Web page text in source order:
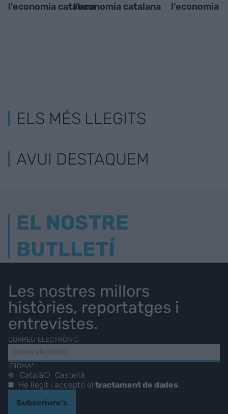
l'economia catalanal'economia catalana
l'economia
ELS MÉS LLEGITS
AVUI DESTAQUEM
EL NOSTRE
BUTLLETÍ
Les nostres millors
històries, reportatges i
entrevistes.
CORREU ELECTRÒNIC
IDIOMA*
Català
Castellà
He llegit i accepto eltractament de dades
Subscriure's